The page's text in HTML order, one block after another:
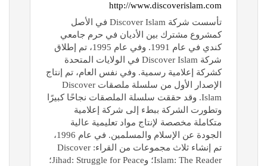
http://www.discoverislam.com
تأسست شركة Discover Islam في الأصل
كمشروع مشترك بين الأديان في حرم جامعي
كندي في عام 1991. وفي عام 1995، تم إطلاق
شركة Discover Islam في الولايات المتحدة
كشركة إعلامية رسمية. وفي نفس العام، تم إنتاج
الإصدار الأول من سلسلة ملصقات Discover
Islam. وقد حققت سلسلة الملصقات نجاحًا كبيرًا
وتطورت الشركة ببطء إلى شركة إعلامية
متكاملة مخصصة لإنتاج مواد تعليمية عالية
الجودة عن الإسلام والمسلمين. في عام 1996،
تم إنشاء ثلاث مجموعات من القراء: Discover
Islam: The Reader؛ وJihad: Struggle for Peace؛